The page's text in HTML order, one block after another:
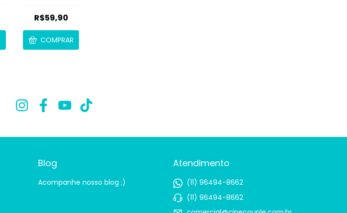
R$59,90
COMPRAR
Blog
Acompanhe nosso blog ;)
Atendimento
(11) 96494-8662
(11) 96494-8662